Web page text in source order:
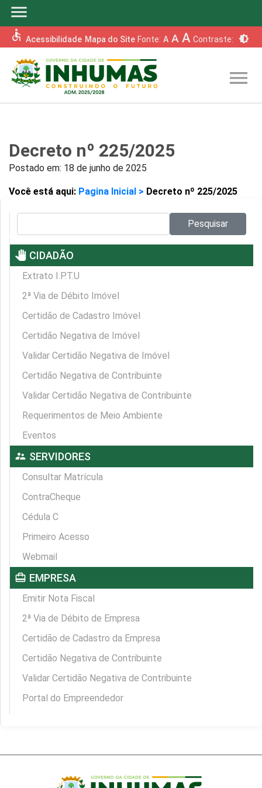
menu
accessible Acessibilidade Mapa do Site Fonte: A A A Contraste: brightness_6
menu
Decreto nº 225/2025
Postado em: 18 de junho de 2025
Você está aqui: Pagina Inicial > Decreto nº 225/2025
Pesquisar
pan_tool CIDADÃO
Extrato I.P.T.U
2ª Via de Débito Imóvel
Certidão de Cadastro Imóvel
Certidão Negativa de Imóvel
Validar Certidão Negativa de Imóvel
Certidão Negativa de Contribuinte
Validar Certidão Negativa de Contribuinte
Requerimentos de Meio Ambiente
Eventos
supervisor_account SERVIDORES
Consultar Matrícula
ContraCheque
Cédula C
Primeiro Acesso
Webmail
card_travel EMPRESA
Emitir Nota Fiscal
2ª Via de Débito de Empresa
Certidão de Cadastro da Empresa
Certidão Negativa de Contribuinte
Validar Certidão Negativa de Contribuinte
Portal do Empreendedor